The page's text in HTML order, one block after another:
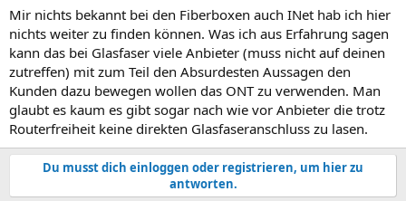
:
Mir nichts bekannt bei den Fiberboxen auch INet hab ich hier
nichts weiter zu finden können. Was ich aus Erfahrung sagen
kann das bei Glasfaser viele Anbieter (muss nicht auf deinen
zutreffen) mit zum Teil den Absurdesten Aussagen den
Kunden dazu bewegen wollen das ONT zu verwenden. Man
glaubt es kaum es gibt sogar nach wie vor Anbieter die trotz
Routerfreiheit keine direkten Glasfaseranschluss zu lasen.
Du musst dich einloggen oder registrieren, um hier zu
antworten.